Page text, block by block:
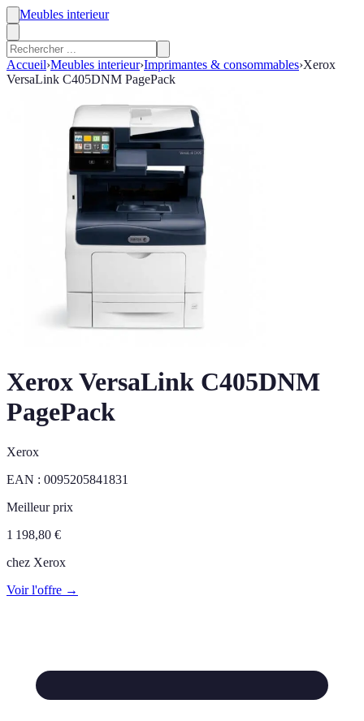
Meubles interieur
Accueil›Meubles interieur›Imprimantes & consommables›Xerox
VersaLink C405DNM PagePack
Xerox VersaLink C405DNM
PagePack
Xerox
EAN : 0095205841831
Meilleur prix
1 198,80 €
chez Xerox
Voir l'offre →